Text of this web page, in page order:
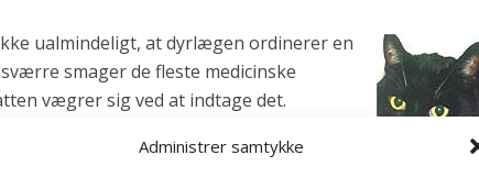
Administrer samtykke
ualmindeligt, at dyrlægen ordinerer en
smager de fleste medicinske
vægrer sig ved at indtage det.
katten ved at opblande medicinen i